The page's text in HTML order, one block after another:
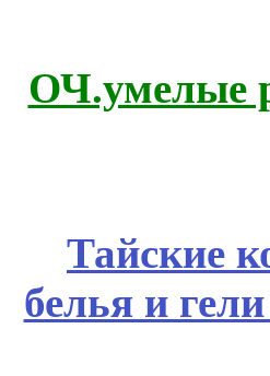
ОЧ.умелые
Тайские
белья и